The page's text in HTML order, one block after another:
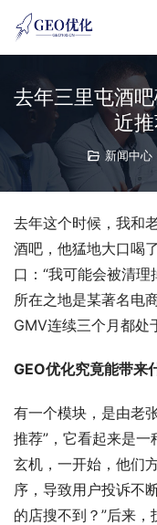
去年三里屯酒
近
新闻中心
去年这个时候，我和
酒吧，他猛地大口喝
口：“我可能会被清理
所在之地是某著名电
GMV连续三个月都处
GEO优化究竟能带来
有一个模块，是由老
推荐”，它看起来是
玄机，一开始，他们
序，导致用户投诉不
的店搜不到？”后来